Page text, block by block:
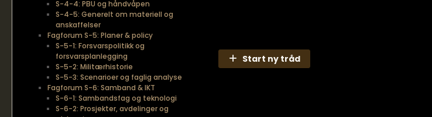
Start ny tråd
S-4-4: PBU og håndvåpen
S-4-5: Generelt om materiell og
anskaffelser
Fagforum S-5: Planer & policy
S-5-1: Forsvarspolitikk og
forsvarsplanlegging
S-5-2: Militærhistorie
S-5-3: Scenarioer og faglig analyse
Fagforum S-6: Samband & IKT
S-6-1: Sambandsfag og teknologi
S-6-2: Prosjekter, avdelinger og